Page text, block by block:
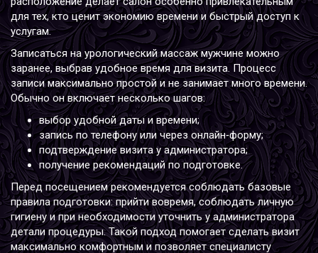
для тех, кто ценит экономию времени и быстрый доступ к
услугам.
Записаться на урологический массаж мужчине можно
заранее, выбрав удобное время для визита. Процесс
записи максимально простой и не занимает много времени.
Обычно он включает несколько шагов:
выбор удобной даты и времени;
запись по телефону или через онлайн‑форму;
подтверждение визита у администратора;
получение рекомендаций по подготовке.
Перед посещением рекомендуется соблюдать базовые
правила подготовки: прийти вовремя, соблюдать личную
гигиену и при необходимости уточнить у администратора
детали процедуры. Такой подход помогает сделать визит
максимально комфортным и позволяет специалисту